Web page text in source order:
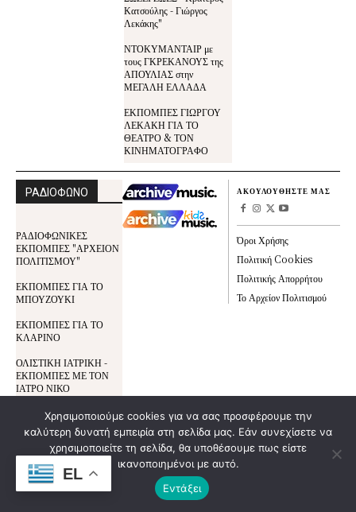
Κατσούλης - Γιώργος
Λεκάκης"
ΝΤΟΚΥΜΑΝΤΑΙΡ με
τους ΓΚΡΕΚΑΝΟΥΣ της
ΑΠΟΥΛΙΑΣ στην
ΜΕΓΑΛΗ ΕΛΛΑΔΑ
ΕΚΠΟΜΠΕΣ ΓΙΩΡΓΟΥ
ΛΕΚΑΚΗ ΓΙΑ ΤΟ
ΘΕΑΤΡΟ & ΤΟΝ
ΚΙΝΗΜΑΤΟΓΡΑΦΟ
ΡΑΔΙΟΦΩΝΟ
ΡΑΔΙΟΦΩΝΙΚΕΣ
ΕΚΠΟΜΠΕΣ "ΑΡΧΕΙΟΝ
ΠΟΛΙΤΙΣΜΟΥ"
ΕΚΠΟΜΠΕΣ ΓΙΑ ΤΟ
ΜΠΟΥΖΟΥΚΙ
ΕΚΠΟΜΠΕΣ ΓΙΑ ΤΟ
ΚΛΑΡΙΝΟ
ΟΛΙΣΤΙΚΗ ΙΑΤΡΙΚΗ -
ΕΚΠΟΜΠΕΣ ΜΕ ΤΟΝ
ΙΑΤΡΟ ΝΙΚΟ
ΠΑΠΑΝΔΡΕΟΥ
Ο Γ. ΛΕΚΑΚΗΣ ΣΤΟ
GRD RADIO
ΕΚΠΟΜΠΕΣ ΓΙΑ ΤΟ
ΘΕΑΤΡΟ ΣΚΙΩΝ ΚΑΙ
ΤΟΝ ΚΑΡΑΓΚΙΟΖΗ
ΑΚΟΥΛΟΥΘΗΣΤΕ ΜΑΣ
Όροι Χρήσης
Πολιτική Cookies
Πολιτικής Απορρήτου
Το Αρχείον Πολιτισμού
EL
Χρησιμοποιούμε cookies για να σας προσφέρουμε την
καλύτερη δυνατή εμπειρία στη σελίδα μας. Εάν συνεχίσετε να
χρησιμοποιείτε τη σελίδα, θα υποθέσουμε πως είστε
ικανοποιημένοι με αυτό.
Εντάξει